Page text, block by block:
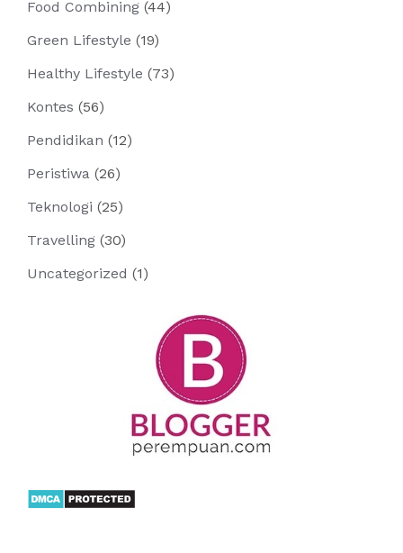
Food Combining (44)
Green Lifestyle (19)
Healthy Lifestyle (73)
Kontes (56)
Pendidikan (12)
Peristiwa (26)
Teknologi (25)
Travelling (30)
Uncategorized (1)